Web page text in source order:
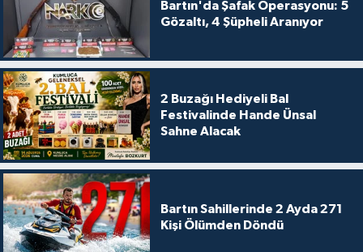
Bartın'da Şafak Operasyonu: 5
Gözaltı, 4 Şüpheli Aranıyor
2 Buzağı Hediyeli Bal
Festivalinde Hande Ünsal
Sahne Alacak
Bartın Sahillerinde 2 Ayda 271
Kişi Ölümden Döndü